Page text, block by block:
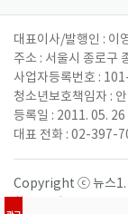
대표이사/발행인 : 이
주소 : 서울시 종로구
사업자등록번호 :
청소년보호책임자 :
등록일 : 2011. 05. 26
대표 전화 : 02-397-
Copyright ⓒ 뉴스1.
활용 금지.